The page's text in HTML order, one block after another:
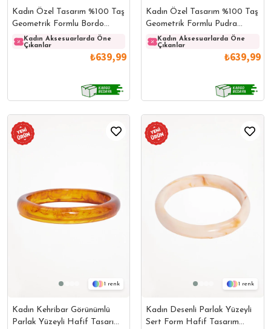
Kadın Özel Tasarım %100 Taş
Geometrik Formlu Bordo
Bileklik
Kadın Aksesuarlarda Öne
Çıkanlar
Kadın Aksesuarlarda Öne
Çıkanlar
₺639,99
Kadın Özel Tasarım %100 Taş
Geometrik Formlu Pudra
BileklikKadın Aksesuarlarda Öne
Çıkanlar
₺639,99
1
Kadın Kehribar Görünümlü
Parlak Yüzeyli Hafif Tasarım
1
Kadın Desenli Parlak Yüzeyli
Sert Form Hafif Tasarım